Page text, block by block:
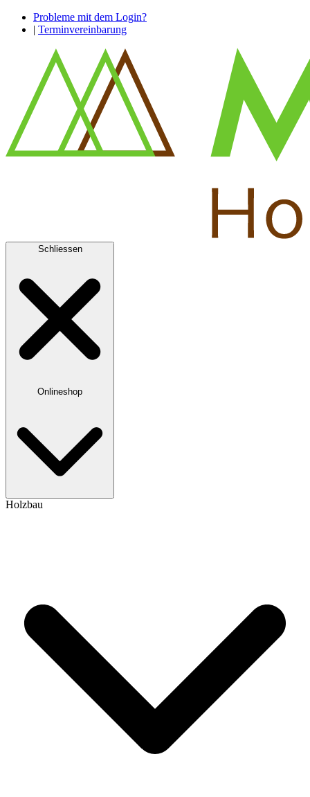
Probleme mit dem Login?
| Terminvereinbarung
Schliessen
Onlineshop
Holzbau